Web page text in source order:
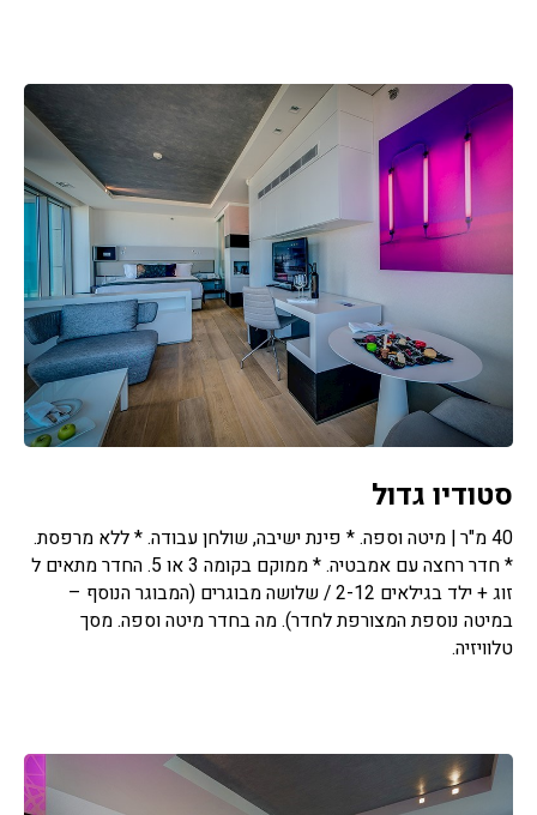
סטודיו גדול
40 מ"ר | מיטה וספה. * פינת ישיבה, שולחן עבודה. * ללא מרפסת.
* חדר רחצה עם אמבטיה. * ממוקם בקומה 3 או 5. החדר מתאים ל
זוג + ילד בגילאים 2-12 / שלושה מבוגרים (המבוגר הנוסף –
במיטה נוספת המצורפת לחדר). מה בחדר מיטה וספה. מסך
טלוויזיה.